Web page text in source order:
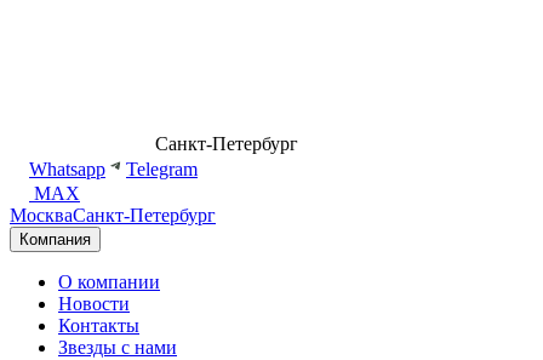
Санкт-Петербург
Whatsapp
Telegram
MAX
МоскваСанкт-Петербург
Компания
О компании
Новости
Контакты
Звезды с нами